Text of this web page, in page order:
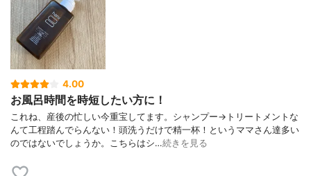
4.00
お風呂時間を時短したい方に！
これね、産後の忙しい今重宝してます。シャンプー→トリートメントな
んて工程踏んでらんない！頭洗うだけで精一杯！というママさん達多い
のではないでしょうか。こちらはシ…続きを見る